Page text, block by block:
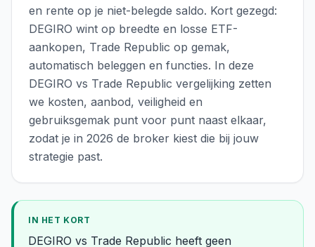
en rente op je niet-belegde saldo. Kort gezegd:
DEGIRO wint op breedte en losse ETF-
aankopen, Trade Republic op gemak,
automatisch beleggen en functies. In deze
DEGIRO vs Trade Republic vergelijking zetten
we kosten, aanbod, veiligheid en
gebruiksgemak punt voor punt naast elkaar,
zodat je in 2026 de broker kiest die bij jouw
strategie past.
IN HET KORT
DEGIRO vs Trade Republic heeft geen